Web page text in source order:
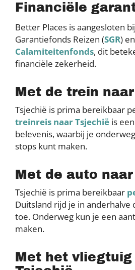
Financiële
Better Places is aangesloten
Garantiefonds Reizen (SGR)
Calamiteitenfonds, dit
financiële zekerheid.
Met de trein
Tsjechië is prima bereikbaar
treinreis naar Tsjechië is
belevenis, waarbij je
stops kunt maken.
Met de auto
Tsjechië is prima bereikbaar
Duitsland rijd je in anderhalve
toe. Onderweg kun je een
maken.
Met het vliegtuig